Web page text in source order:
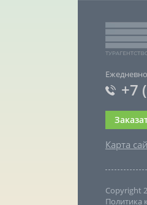
+7
Карта
Copyright
Политика